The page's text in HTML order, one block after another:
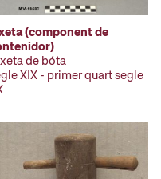
(component de
de bóta
XIX - primer quart segle